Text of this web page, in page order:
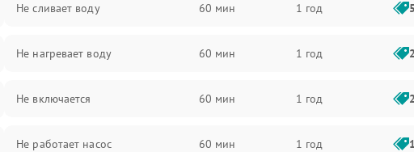
Не сливает воду 60 мин 1 год
Не нагревает воду 60 мин 1 год
Не включается 60 мин 1 год
Не работает насос 60 мин 1 год